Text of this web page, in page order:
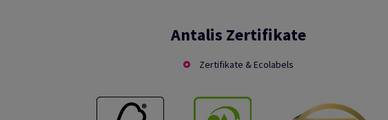
Antalis Zertifikate
Zertifikate & Ecolabels